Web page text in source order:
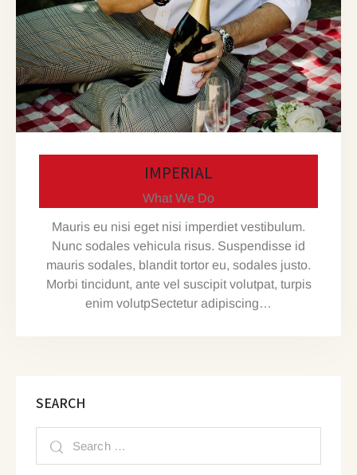
IMPERIAL
What We Do
Mauris eu nisi eget nisi imperdiet vestibulum.
Nunc sodales vehicula risus. Suspendisse id
mauris sodales, blandit tortor eu, sodales justo.
Morbi tincidunt, ante vel suscipit volutpat, turpis
enim volutpSectetur adipiscing…
SEARCH